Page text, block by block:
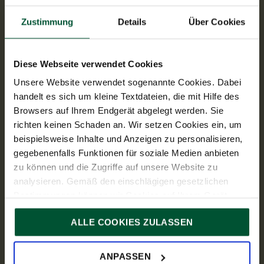
Zustimmung Details Über Cookies
Diese Webseite verwendet Cookies
Unsere Website verwendet sogenannte Cookies. Dabei
handelt es sich um kleine Textdateien, die mit Hilfe des
Browsers auf Ihrem Endgerät abgelegt werden. Sie
richten keinen Schaden an. Wir setzen Cookies ein, um
beispielsweise Inhalte und Anzeigen zu personalisieren,
gegebenenfalls Funktionen für soziale Medien anbieten
zu können und die Zugriffe auf unsere Website zu
analysieren. Gemäß den einschlägigen gesetzlichen
speichern, wenn diese für den Betrieb unserer Website
unbedingt notwendig sind. Für alle anderen Cookie-Typen
ersuchen wir um Ihre Einwilligung.
Sie können Ihre Einwilligung jederzeit in der
ALLE COOKIES ZULASSEN
ANPASSEN
Mo - Do: 08:00 – 18:00 Fr: 08:00 – 15:00
Links
Services
Branchen
Über Uns
Presse
TPA Gruppe
Social Media